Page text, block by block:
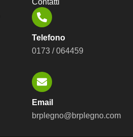
Contatti
Telefono
0173 / 064459
Email
brplegno@brplegno.com